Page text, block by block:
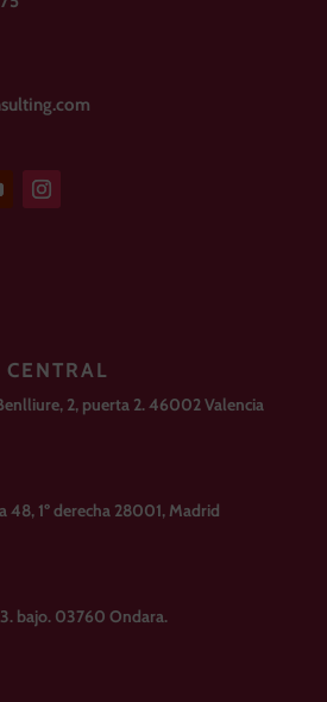
2, puerta 2. 46002 Valencia
48, 1º derecha 28001, Madrid
bajo. 03760 Ondara.